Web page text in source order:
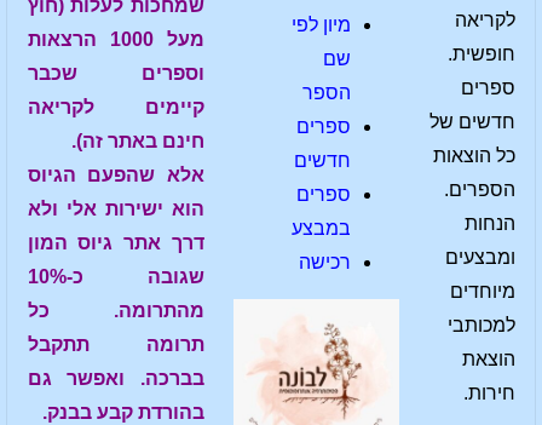
לקריאה
חופשית.
ספרים
חדשים של
כל הוצאות
הספרים.
הנחות
ומבצעים
מיוחדים
למכותבי
הוצאת
חירות.
מיון לפי
שם
הספר
ספרים
חדשים
ספרים
במבצע
רכישה
שמחכות לעלות (חוץ
מעל 1000 הרצאות
וספרים שכבר
קיימים לקריאה
חינם באתר זה).
אלא שהפעם הגיוס
הוא ישירות אלי ולא
דרך אתר גיוס המון
שגובה כ-10%
מהתרומה. כל
תרומה תתקבל
בברכה. ואפשר גם
בהורדת קבע בבנק.